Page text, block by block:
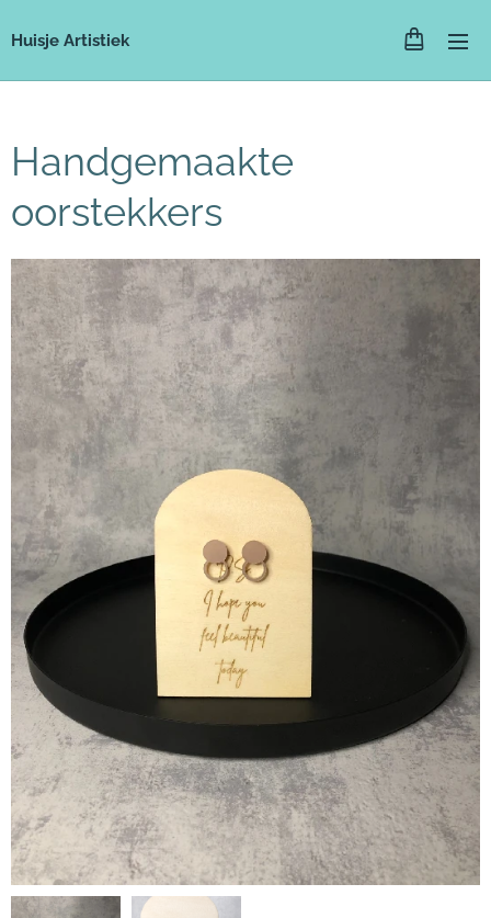
Huisje Artistiek
Handgemaakte
oorstekkers